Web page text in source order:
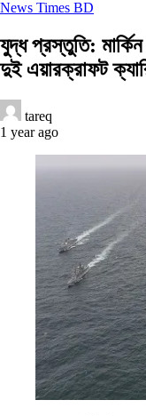
News Times BD
যুদ্ধ প্রস্তুতি:
দুই এয়ারক্রাফট
tareq
1 year ago